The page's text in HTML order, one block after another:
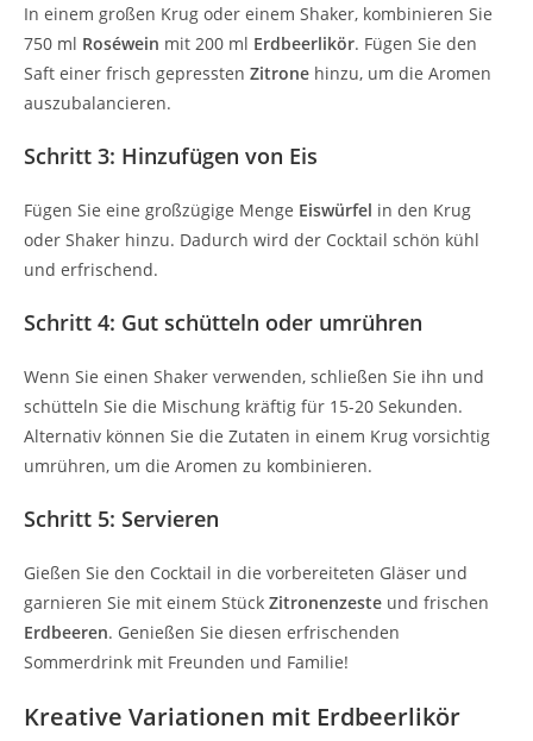
In einem großen Krug oder einem Shaker, kombinieren Sie
750 ml Roséwein mit 200 ml Erdbeerlikör. Fügen Sie den
Saft einer frisch gepressten Zitrone hinzu, um die Aromen
auszubalancieren.
Schritt 3: Hinzufügen von Eis
Fügen Sie eine großzügige Menge Eiswürfel in den Krug
oder Shaker hinzu. Dadurch wird der Cocktail schön kühl
und erfrischend.
Schritt 4: Gut schütteln oder umrühren
Wenn Sie einen Shaker verwenden, schließen Sie ihn und
schütteln Sie die Mischung kräftig für 15-20 Sekunden.
Alternativ können Sie die Zutaten in einem Krug vorsichtig
umrühren, um die Aromen zu kombinieren.
Schritt 5: Servieren
Gießen Sie den Cocktail in die vorbereiteten Gläser und
garnieren Sie mit einem Stück Zitronenzeste und frischen
Erdbeeren. Genießen Sie diesen erfrischenden
Sommerdrink mit Freunden und Familie!
Kreative Variationen mit Erdbeerlikör